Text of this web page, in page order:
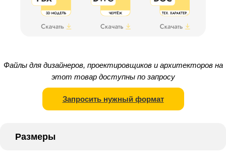
Файлы для дизайнеров, проектировщиков и архитекторов на
этот товар доступны по запросу
Запросить нужный формат
Размеры